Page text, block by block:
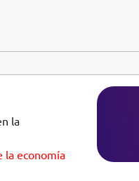
la
la economía